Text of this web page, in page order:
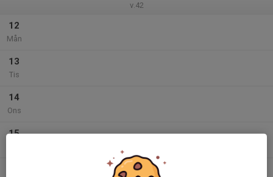
v.42
12
Mån
13
Tis
14
Ons
15